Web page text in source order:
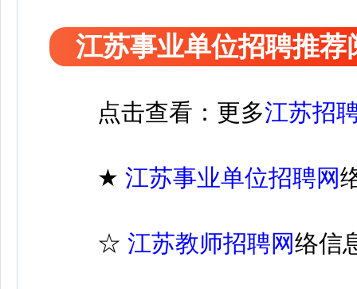
江苏事业单位招聘推荐
点击查看：更多江苏招
★ 江苏事业单位招聘网
☆ 江苏教师招聘网络信